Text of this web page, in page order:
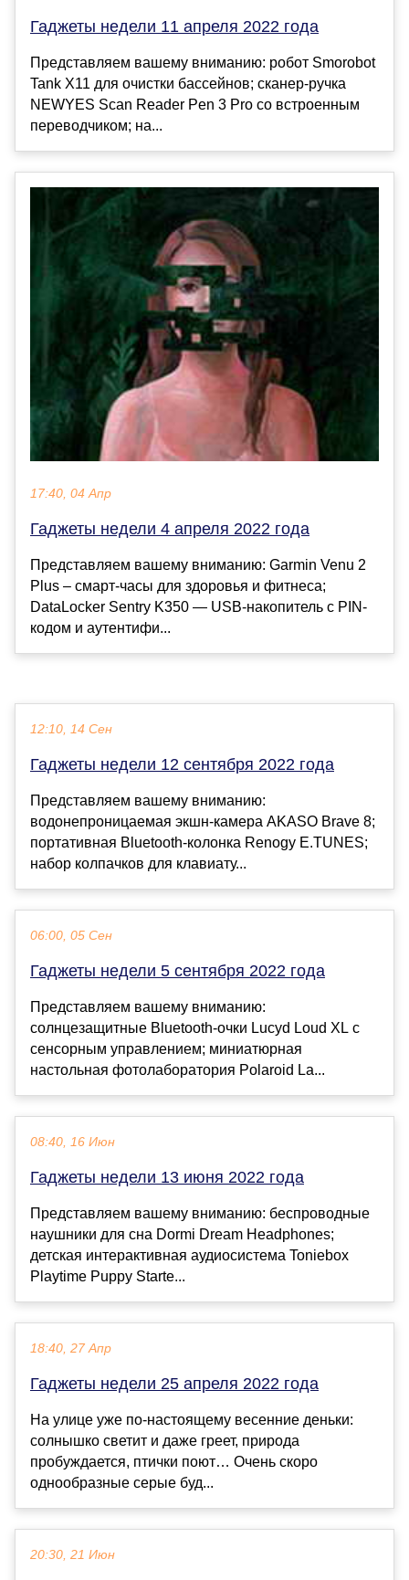
Гаджеты недели 11 апреля 2022 года
Представляем вашему вниманию: робот Smorobot
Tank X11 для очистки бассейнов; сканер-ручка
NEWYES Scan Reader Pen 3 Pro со встроенным
переводчиком; на...
17:40, 04 Апр
Гаджеты недели 4 апреля 2022 года
Представляем вашему вниманию: Garmin Venu 2
Plus – смарт-часы для здоровья и фитнеса;
DataLocker Sentry K350 — USB-накопитель с PIN-
кодом и аутентифи...
12:10, 14 Сен
Гаджеты недели 12 сентября 2022 года
Представляем вашему вниманию:
водонепроницаемая экшн-камера AKASO Brave 8;
портативная Bluetooth-колонка Renogy E.TUNES;
набор колпачков для клавиату...
06:00, 05 Сен
Гаджеты недели 5 сентября 2022 года
Представляем вашему вниманию:
cолнцезащитные Bluetooth-очки Lucyd Loud XL с
сенсорным управлением; миниатюрная
настольная фотолаборатория Polaroid La...
08:40, 16 Июн
Гаджеты недели 13 июня 2022 года
Представляем вашему вниманию: беспроводные
наушники для сна Dormi Dream Headphones;
детская интерактивная аудиосистема Toniebox
Playtime Puppy Starte...
18:40, 27 Апр
Гаджеты недели 25 апреля 2022 года
На улице уже по-настоящему весенние деньки:
солнышко светит и даже греет, природа
пробуждается, птички поют… Очень скоро
однообразные серые буд...
20:30, 21 Июн